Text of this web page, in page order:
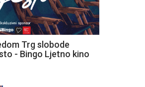
Trg slobode
- Bingo Ljetno kino